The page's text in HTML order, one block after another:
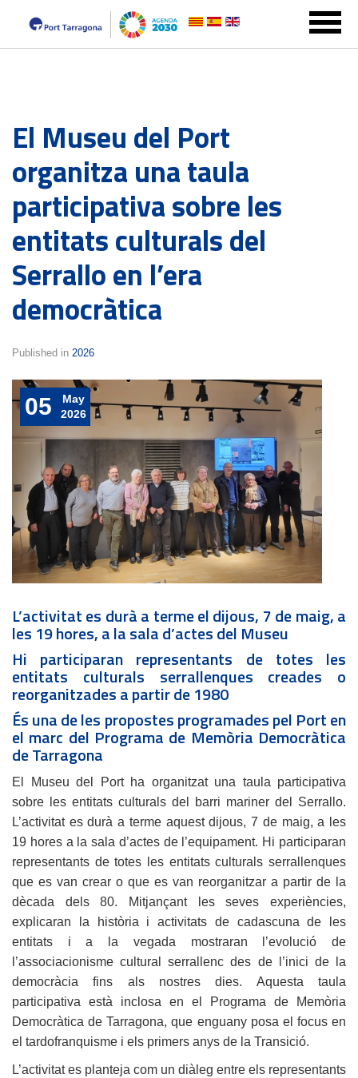
El Museu del Port
organitza una taula
participativa sobre les
entitats culturals del
Serrallo en l’era
democràtica
Published in 2026
05
May
2026
L’activitat es durà a terme el dijous, 7 de maig, a
les 19 hores, a la sala d’actes del Museu
Hi participaran representants de totes les
entitats culturals serrallenques creades o
reorganitzades a partir de 1980
És una de les propostes programades pel Port en
el marc del Programa de Memòria Democràtica
de Tarragona
El Museu del Port ha organitzat una taula participativa
sobre les entitats culturals del barri mariner del Serrallo.
L’activitat es durà a terme aquest dijous, 7 de maig, a les
19 hores a la sala d’actes de l’equipament. Hi participaran
representants de totes les entitats culturals serrallenques
que es van crear o que es van reorganitzar a partir de la
dècada dels 80. Mitjançant les seves experiències,
explicaran la història i activitats de cadascuna de les
entitats i a la vegada mostraran l’evolució de
l’associacionisme cultural serrallenc des de l’inici de la
democràcia fins als nostres dies. Aquesta taula
participativa està inclosa en el Programa de Memòria
Democràtica de Tarragona, que enguany posa el focus en
el tardofranquisme i els primers anys de la Transició.
L’activitat es planteja com un diàleg entre els representants